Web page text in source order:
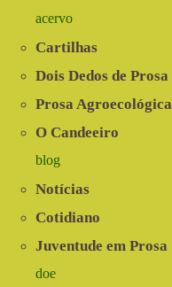
acervo
Cartilhas
Dois Dedos de Prosa
Prosa Agroecológica
O Candeeiro
blog
Notícias
Cotidiano
Juventude em Prosa
doe